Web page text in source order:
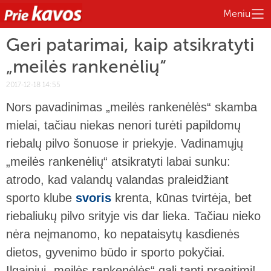
Meniu
Geri patarimai, kaip atsikratyti
„meilės rankenėlių“
2017-12-18 14:55
Nors pavadinimas „meilės rankenėlės“ skamba
mielai, tačiau niekas nenori turėti papildomų
riebalų pilvo šonuose ir priekyje. Vadinamųjų
„meilės rankenėlių“ atsikratyti labai sunku:
atrodo, kad valandų valandas praleidžiant
sporto klube svoris krenta, kūnas tvirtėja, bet
riebaliukų pilvo srityje vis dar lieka. Tačiau nieko
nėra neįmanomo, ko nepataisytų kasdienės
dietos, gyvenimo būdo ir sporto pokyčiai.